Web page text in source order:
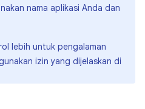
nama aplikasi Anda dan
lebih untuk pengalaman
izin yang dijelaskan di